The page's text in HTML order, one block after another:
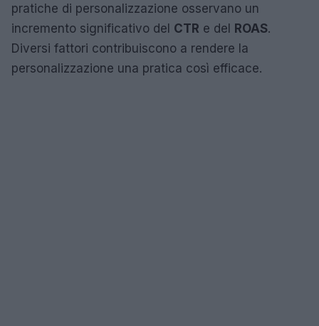
pratiche di personalizzazione osservano un
incremento significativo del CTR e del ROAS.
Diversi fattori contribuiscono a rendere la
personalizzazione una pratica così efficace.